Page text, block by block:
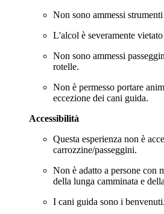
Non sono ammessi
L'alcol è severamente
Non sono ammessi
rotelle.
Non è permesso portare
eccezione dei cani guida.
Accessibilità
Questa esperienza non è
carrozzine/passeggini.
Non è adatto a persone con
della lunga camminata e
I cani guida sono i benvenuti.